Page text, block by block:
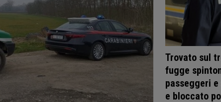
Trovato sul
fugge
passeggeri
e bloccato